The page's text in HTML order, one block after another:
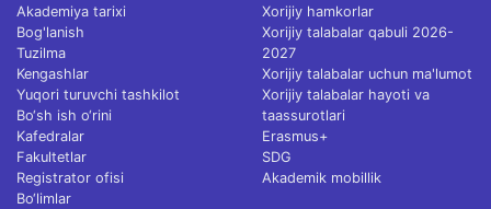
Akademiya tarixi
Bog'lanish
Tuzilma
Kengashlar
Yuqori turuvchi tashkilot
Bo‘sh ish o‘rini
Kafedralar
Fakultetlar
Registrator ofisi
Bo‘limlar
Xorijiy hamkorlar
Xorijiy talabalar qabuli 2026-
2027
Xorijiy talabalar uchun ma'lumot
Xorijiy talabalar hayoti va
taassurotlari
Erasmus+
SDG
Akademik mobillik